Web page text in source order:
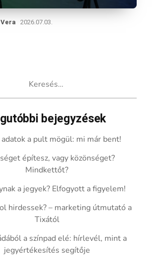
2026.07.03.
bejegyzések
a pult mögül: mi már bent!
építesz, vagy közönséget?
Mindkettőt?
a jegyek? Elfogyott a figyelem!
hirdessek? – marketing útmutató a
Tixától
a színpad elé: hírlevél, mint a
jegyértékesítés segítője